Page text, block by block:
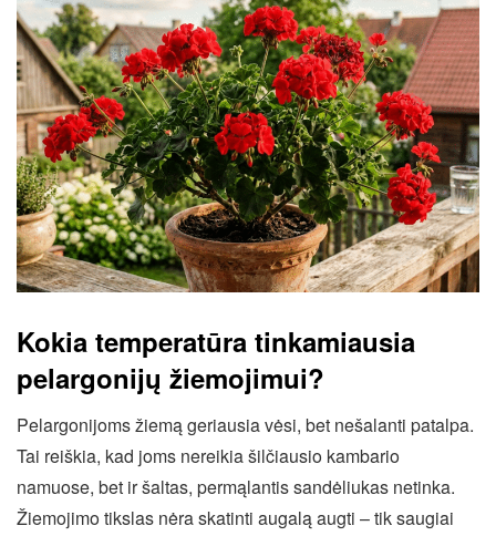
Kokia temperatūra tinkamiausia
pelargonijų žiemojimui?
Pelargonijoms žiemą geriausia vėsi, bet nešalanti patalpa.
Tai reiškia, kad joms nereikia šilčiausio kambario
namuose, bet ir šaltas, permąlantis sandėliukas netinka.
Žiemojimo tikslas nėra skatinti augalą augti – tik saugiai